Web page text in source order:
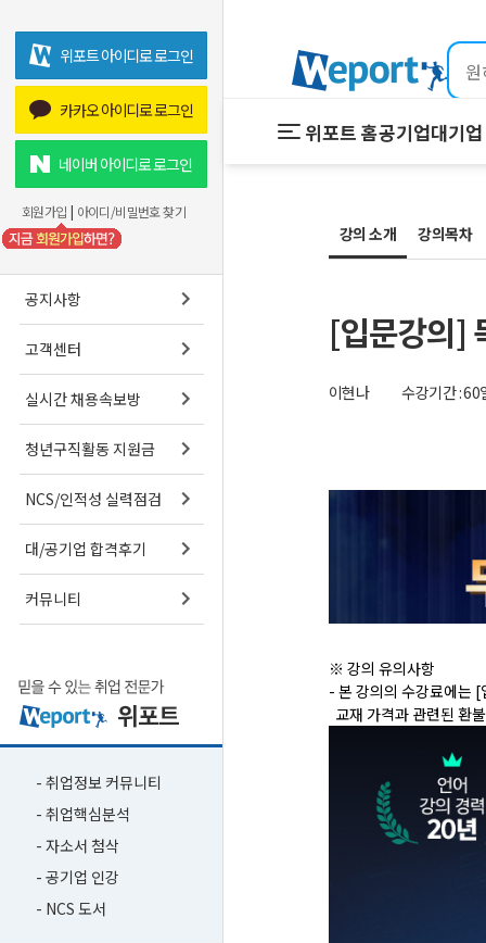
위포트 아이디로 로그인
카카오 아이디로 로그인
네이버 아이디로 로그인
회원가입 | 아이디/비밀번호 찾기
공지사항
고객센터
실시간 채용속보방
청년구직활동 지원금
NCS/인적성 실력점검
대/공기업 합격후기
커뮤니티
- 취업정보 커뮤니티
- 취업핵심분석
- 자소서 첨삭
- 공기업 인강
- NCS 도서
위포트 홈공기업대기
프리패스
스마트학
강의 소개 강의목차
[입문강의]
이현나 수강기간 : 60
※ 강의 유의사항
- 본 강의의 수강료에는
교재 가격과 관련된 환